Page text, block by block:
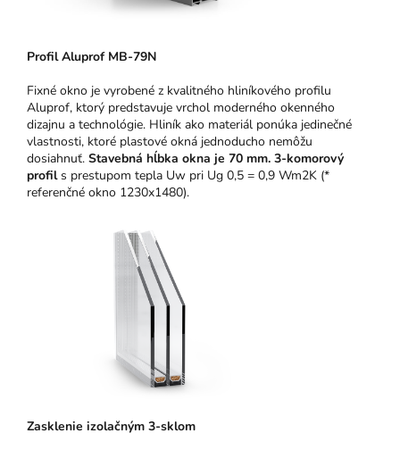
Profil Aluprof MB-79N
Fixné okno je vyrobené z kvalitného hliníkového profilu
Aluprof, ktorý predstavuje vrchol moderného okenného
dizajnu a technológie. Hliník ako materiál ponúka jedinečné
vlastnosti, ktoré plastové okná jednoducho nemôžu
dosiahnuť. Stavebná hĺbka okna je 70 mm. 3-komorový
profils prestupom tepla Uw pri Ug 0,5 = 0,9 Wm2K (*
referenčné okno 1230x1480).
Zasklenie izolačným 3-sklom